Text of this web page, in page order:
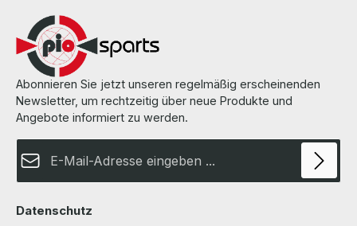
Abonnieren Sie jetzt unseren regelmäßig erscheinenden
Newsletter, um rechtzeitig über neue Produkte und
Angebote informiert zu werden.
Datenschutz